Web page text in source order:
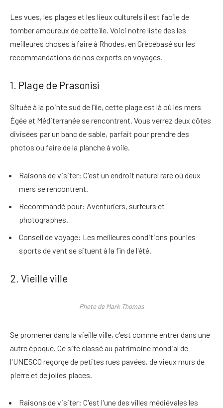
Les vues, les plages et les lieux culturels il est facile de
tomber amoureux de cette île. Voici notre liste des les
meilleures choses à faire à Rhodes, en Grècebasé sur les
recommandations de nos experts en voyages.
1. Plage de Prasonisi
Située à la pointe sud de l'île, cette plage est là où les mers
Égée et Méditerranée se rencontrent. Vous verrez deux côtes
divisées par un banc de sable, parfait pour prendre des
photos ou faire de la planche à voile.
Raisons de visiter: C'est un endroit naturel rare où deux
mers se rencontrent.
Recommandé pour: Aventuriers, surfeurs et
photographes.
Conseil de voyage: Les meilleures conditions pour les
sports de vent se situent à la fin de l'été.
2. Vieille ville
Photo de Mark Thomas
Se promener dans la vieille ville, c'est comme entrer dans une
autre époque. Ce site classé au patrimoine mondial de
l'UNESCO regorge de petites rues pavées, de vieux murs de
pierre et de jolies places.
Raisons de visiter: C'est l'une des villes médiévales les